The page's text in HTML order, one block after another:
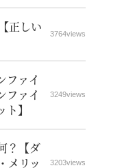
正しい
3764views
ファイ
ファイ
】
3249views
？【ダ
メリッ
3203views